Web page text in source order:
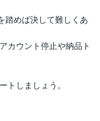
踏めば決して難しくあ
カウント停止や納品ト
トしましょう。